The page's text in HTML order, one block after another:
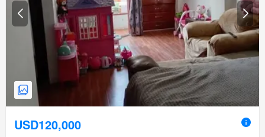
USD120,000